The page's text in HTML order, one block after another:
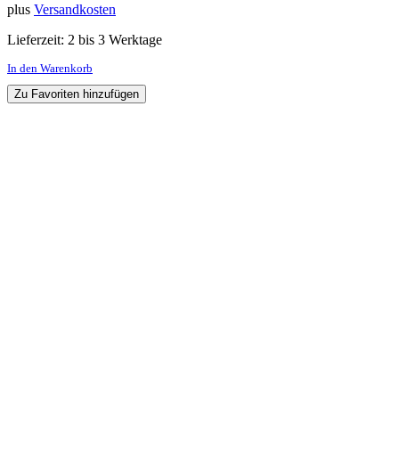
plus Versandkosten
Lieferzeit: 2 bis 3 Werktage
In den Warenkorb
Zu Favoriten hinzufügen